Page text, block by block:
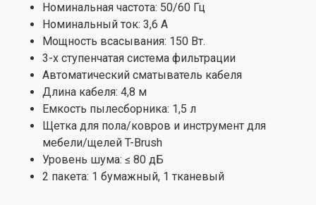
Номинальная частота: 50/60 Гц
Номинальный ток: 3,6 А
Мощность всасывания: 150 Вт.
3-х ступенчатая система фильтрации
Автоматический сматыватель кабеля
Длина кабеля: 4,8 м
Емкость пылесборника: 1,5 л
Щетка для пола/ковров и инструмент для
мебели/щелей T-Brush
Уровень шума: ≤ 80 дБ
2 пакета: 1 бумажный, 1 тканевый